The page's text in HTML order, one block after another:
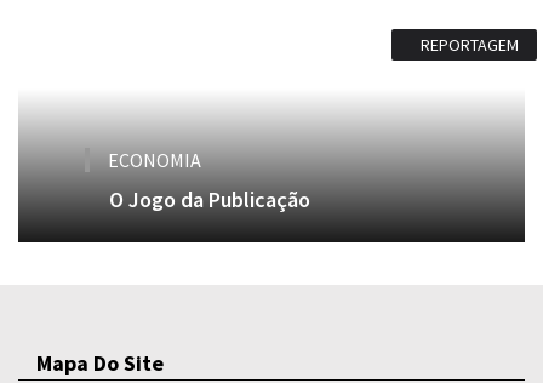
REPORTAGEM
ECONOMIA
O Jogo da Publicação
Mapa Do Site